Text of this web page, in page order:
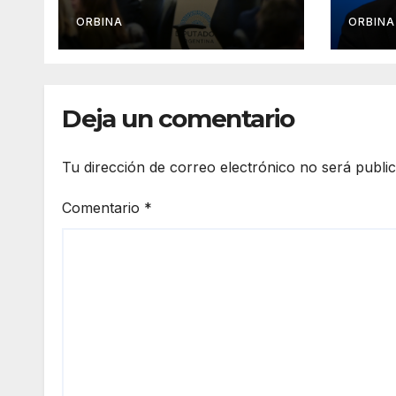
rescatar a los
morosos ni a los
ORBINA
un
ORBINA
Deja un comentario
Tu dirección de correo electrónico no será
Comentario *